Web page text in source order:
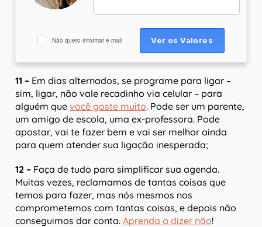
Não quero informar e-mail
11 – Em dias alternados, se programe para ligar –
sim, ligar, não vale recadinho via celular – para
alguém que você goste muito. Pode ser um parente,
um amigo de escola, uma ex-professora. Pode
apostar, vai te fazer bem e vai ser melhor ainda
para quem atender sua ligação inesperada;
12 – Faça de tudo para simplificar sua agenda.
Muitas vezes, reclamamos de tantas coisas que
temos para fazer, mas nós mesmos nos
comprometemos com tantas coisas, e depois não
conseguimos dar conta. Aprenda a dizer não!